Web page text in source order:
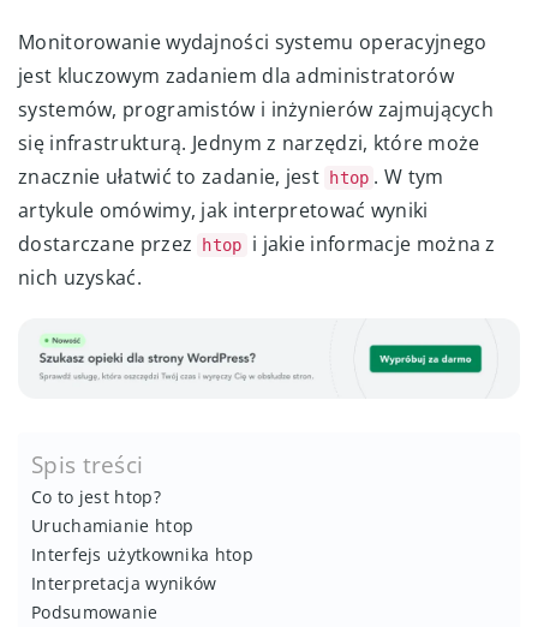
Monitorowanie wydajności systemu operacyjnego
jest kluczowym zadaniem dla administratorów
systemów, programistów i inżynierów zajmujących
się infrastrukturą. Jednym z narzędzi, które może
znacznie ułatwić to zadanie, jest
htop . W tym
artykule omówimy, jak interpretować wyniki
dostarczane przez
htop
i jakie informacje można z
nich uzyskać.
Spis treści
Co to jest htop?
Uruchamianie htop
Interfejs użytkownika htop
Interpretacja wyników
Podsumowanie